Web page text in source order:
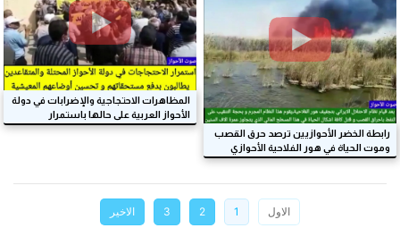
رابطة الخضر الأحوازيين ترصد حرق القصب
وموت الحياة في هور الفلاحية الأحوازي
المظاهرات الاحتجاجية والإضرابات في دولة
الأحواز العربية على حالها باستمرار
الاول 1
2
3 الاخیر